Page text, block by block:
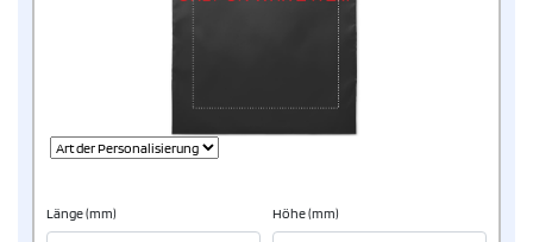
Länge (mm) Höhe (mm)